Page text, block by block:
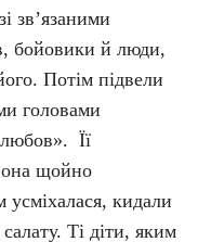
зв’язаними
бойовики й люди,
Потім підвели
головами
Її
щойно
усміхалася, кидали
Ті діти, яким